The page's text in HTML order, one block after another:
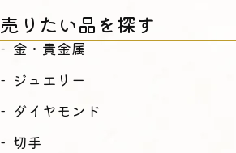
売りたい品を探す
金・貴金属
ジュエリー
ダイヤモンド
切手